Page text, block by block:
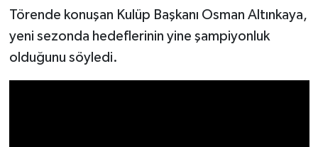
Törende konuşan Kulüp Başkanı Osman Altınkaya,
yeni sezonda hedeflerinin yine şampiyonluk
olduğunu söyledi.
Magazin
Otomobil
Pazarlar